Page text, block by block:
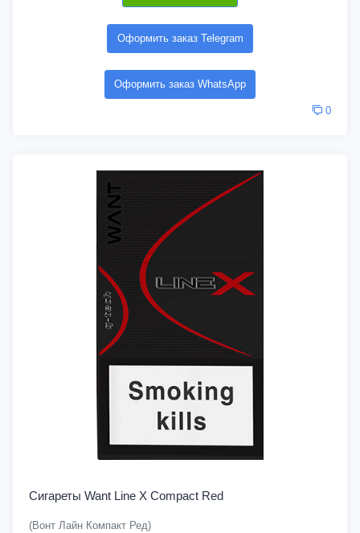
Оформить заказ Telegram
Оформить заказ WhatsApp
0
Сигареты Want Line X Compact Red
(Вонт Лайн Компакт Ред)